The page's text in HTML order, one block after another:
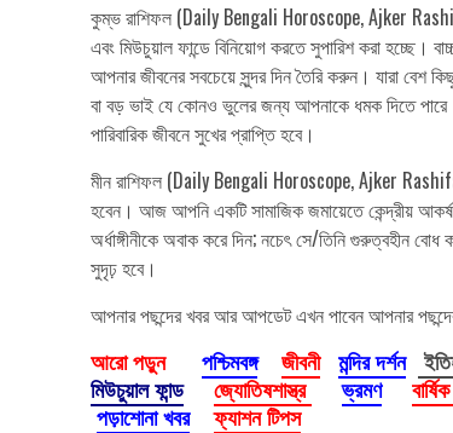
কুম্ভ রাশিফল (Daily Bengali Horoscope, Ajker
এবং মিউচুয়াল ফান্ডে বিনিয়োগ করতে সুপারিশ করা হচ্ছে।
আপনার জীবনের সবচেয়ে সুন্দর দিন তৈরি করুন। যারা বেশ
বা বড় ভাই যে কোনও ভুলের জন্য আপনাকে ধমক দিতে
পারিবারিক জীবনে সুখের প্রাপ্তি হবে।
মীন রাশিফল (Daily Bengali Horoscope, Ajker
হবেন। আজ আপনি একটি সামাজিক জমায়েতে কেন্দ্রীয়
অর্ধাঙ্গীনীকে অবাক করে দিন; নচেৎ সে/তিনি গুরুত্বহীন
সুদৃঢ় হবে।
আপনার পছন্দের খবর আর আপডেট এখন পাবেন আপনার পছন্দের
আরো পড়ুন পশ্চিমবঙ্গ জীবনী মন্দির দর্শন
মিউচুয়াল ফান্ড
জ্যোতিষশাস্ত্র ভ্রমণ
পড়াশোনা খবর
ফ্যাশন টিপস